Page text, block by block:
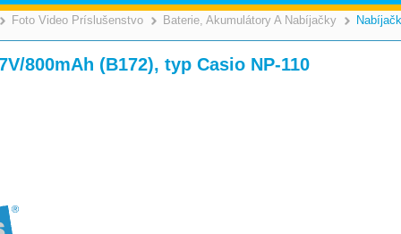
>
Foto Video Príslušenstvo >
Baterie, Akumulátory A Nabíjačky
800mAh (B172), typ Casio NP-110